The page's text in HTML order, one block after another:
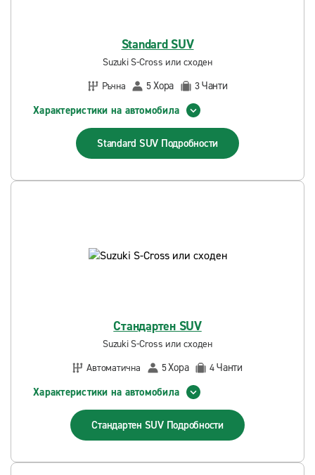
Standard SUV
Suzuki S-Cross или сходен
Ръчна
5Хора 3Чанти
Характеристики на автомобила
Standard SUV Подробности
Стандартен SUV
Suzuki S-Cross или сходен
Автоматична
5Хора 4Чанти
Характеристики на автомобила
Стандартен SUV Подробности